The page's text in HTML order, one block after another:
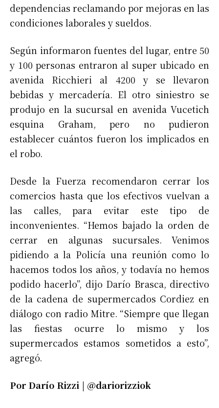
dependencias reclamando por mejoras en las
condiciones laborales y sueldos.
Según informaron fuentes del lugar, entre 50
y 100 personas entraron al super ubicado en
avenida Ricchieri al 4200 y se llevaron
bebidas y mercadería. El otro siniestro se
produjo en la sucursal en avenida Vucetich
esquina Graham, pero no pudieron
establecer cuántos fueron los implicados en
el robo.
Desde la Fuerza recomendaron cerrar los
comercios hasta que los efectivos vuelvan a
las calles, para evitar este tipo de
inconvenientes. “Hemos bajado la orden de
cerrar en algunas sucursales. Venimos
pidiendo a la Policía una reunión como lo
hacemos todos los años, y todavía no hemos
podido hacerlo”, dijo Darío Brasca, directivo
de la cadena de supermercados Cordiez en
diálogo con radio Mitre. “Siempre que llegan
las fiestas ocurre lo mismo y los
supermercados estamos sometidos a esto”,
agregó.
Por Darío Rizzi | @dariorizziok